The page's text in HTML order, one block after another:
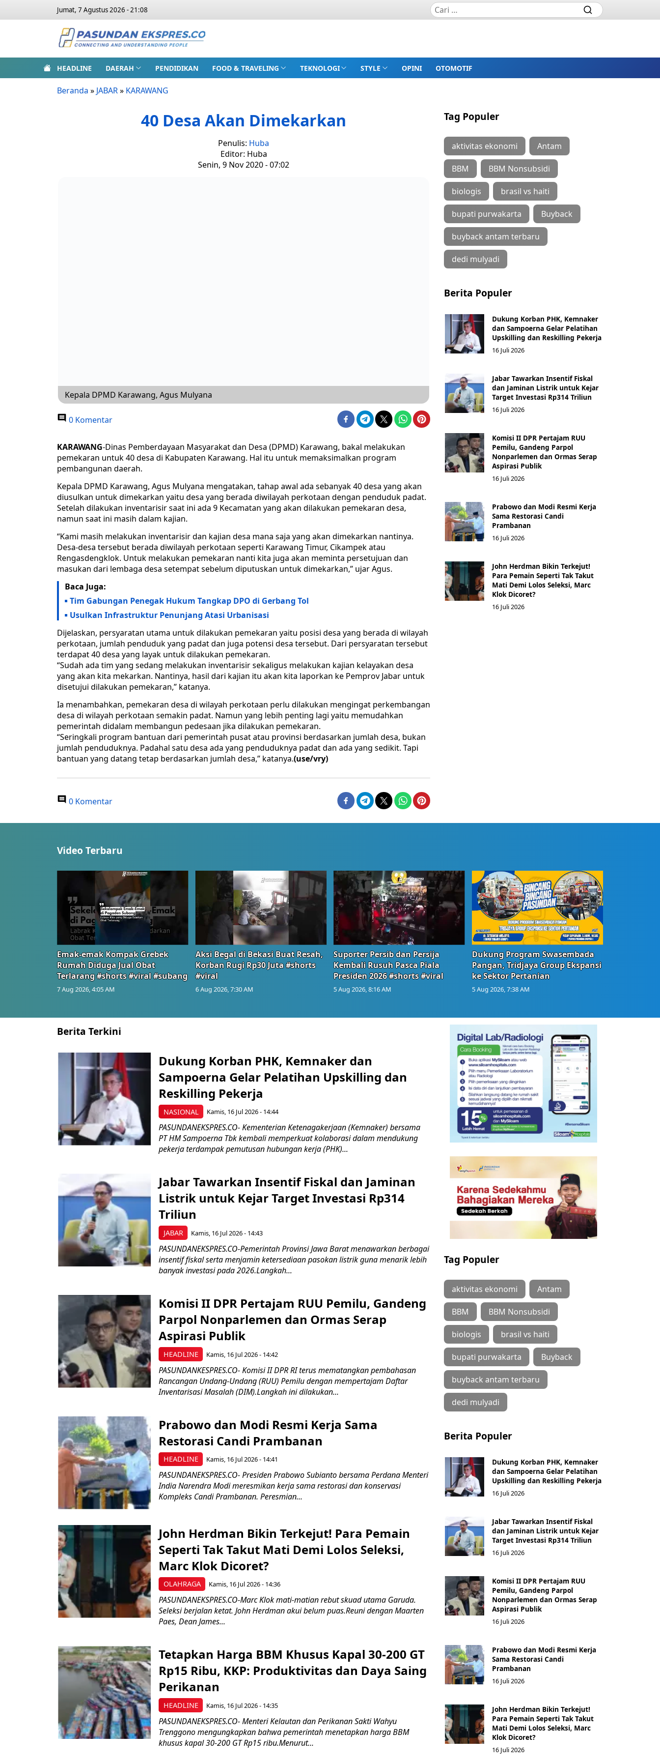
Jumat, 7 Agustus 2026 - 21:08
HEADLINE DAERAH PENDIDIKAN FOOD & TRAVELING TEKNOLOGI STYLE OPINI OTOMOTIF
Beranda » JABAR» KARAWANG
40 Desa Akan Dimekarkan
Penulis: Huba
Editor: Huba
Senin, 9 Nov 2020 - 07:02
Kepala DPMD Karawang, Agus Mulyana
0 Komentar
KARAWANG-Dinas Pemberdayaan Masyarakat dan Desa (DPMD) Karawang, bakal melakukan
pemekaran untuk 40 desa di Kabupaten Karawang. Hal itu untuk memaksimalkan program
pembangunan daerah.
Kepala DPMD Karawang, Agus Mulyana mengatakan, tahap awal ada sebanyak 40 desa yang akan
diusulkan untuk dimekarkan yaitu desa yang berada diwilayah perkotaan dengan penduduk padat.
Setelah dilakukan inventarisir saat ini ada 9 Kecamatan yang akan dilakukan pemekaran desa,
namun saat ini masih dalam kajian.
“Kami masih melakukan inventarisir dan kajian desa mana saja yang akan dimekarkan nantinya.
Desa-desa tersebut berada diwilayah perkotaan seperti Karawang Timur, Cikampek atau
Rengasdengklok. Untuk melakukan pemekaran nanti kita juga akan meminta persetujuan dan
masukan dari lembaga desa setempat sebelum diputuskan untuk dimekarkan,” ujar Agus.
Baca Juga:
Tim Gabungan Penegak Hukum Tangkap DPO di Gerbang Tol
Usulkan Infrastruktur Penunjang Atasi Urbanisasi
Dijelaskan, persyaratan utama untuk dilakukan pemekaran yaitu posisi desa yang berada di wilayah
perkotaan, jumlah penduduk yang padat dan juga potensi desa tersebut. Dari persyaratan tersebut
terdapat 40 desa yang layak untuk dilakukan pemekaran.
“Sudah ada tim yang sedang melakukan inventarisir sekaligus melakukan kajian kelayakan desa
yang akan kita mekarkan. Nantinya, hasil dari kajian itu akan kita laporkan ke Pemprov Jabar untuk
disetujui dilakukan pemekaran,” katanya.
Ia menambahkan, pemekaran desa di wilayah perkotaan perlu dilakukan mengingat perkembangan
desa di wilayah perkotaan semakin padat. Namun yang lebih penting lagi yaitu memudahkan
pemerintah didalam membangun pedesaan jika dilakukan pemekaran.
“Seringkali program bantuan dari pemerintah pusat atau provinsi berdasarkan jumlah desa, bukan
jumlah penduduknya. Padahal satu desa ada yang penduduknya padat dan ada yang sedikit. Tapi
bantuan yang datang tetap berdasarkan jumlah desa,” katanya.(use/vry)
0 Komentar
Tag Populer
aktivitas ekonomi Antam
BBM BBM Nonsubsidi
biologis brasil vs haiti
bupati purwakarta Buyback
buyback antam terbaru
dedi mulyadi
Berita Populer
Dukung Korban PHK, Kemnaker
dan Sampoerna Gelar Pelatihan
Upskilling dan Reskilling Pekerja
16 Juli 2026
Jabar Tawarkan Insentif Fiskal
dan Jaminan Listrik untuk Kejar
Target Investasi Rp314 Triliun
16 Juli 2026
Komisi II DPR Pertajam RUU
Pemilu, Gandeng Parpol
Nonparlemen dan Ormas Serap
Aspirasi Publik
16 Juli 2026
Prabowo dan Modi Resmi Kerja
Sama Restorasi Candi
Prambanan
16 Juli 2026
John Herdman Bikin Terkejut!
Para Pemain Seperti Tak Takut
Mati Demi Lolos Seleksi, Marc
Klok Dicoret?
16 Juli 2026
Video Terbaru
Emak-emak Kompak Grebek
Rumah Diduga Jual Obat
Terlarang #shorts #viral #subang
7 Aug 2026, 4:05 AM
Aksi Begal di Bekasi Buat Resah,
Korban Rugi Rp30 Juta #shorts
#viral
6 Aug 2026, 7:30 AM
Suporter Persib dan Persija
Kembali Rusuh Pasca Piala
Presiden 2026 #shorts #viral
5 Aug 2026, 8:16 AM
Dukung Program Swasembada
Pangan, Tridjaya Group Ekspansi
ke Sektor Pertanian
5 Aug 2026, 7:38 AM
Berita Terkini
NASIONAL
Dukung Korban PHK, Kemnaker dan
Sampoerna Gelar Pelatihan Upskilling dan
Reskilling Pekerja
Kamis, 16 Jul 2026 - 14:44
PASUNDANEKSPRES.CO- Kementerian Ketenagakerjaan (Kemnaker) bersama
PT HM Sampoerna Tbk kembali memperkuat kolaborasi dalam mendukung
pekerja terdampak pemutusan hubungan kerja (PHK)...
JABAR
Jabar Tawarkan Insentif Fiskal dan Jaminan
Listrik untuk Kejar Target Investasi Rp314
Triliun
Kamis, 16 Jul 2026 - 14:43
PASUNDANEKSPRES.CO-Pemerintah Provinsi Jawa Barat menawarkan berbagai
insentif fiskal serta menjamin ketersediaan pasokan listrik guna menarik lebih
banyak investasi pada 2026.Langkah...
HEADLINE
Komisi II DPR Pertajam RUU Pemilu, Gandeng
Parpol Nonparlemen dan Ormas Serap
Aspirasi Publik
Kamis, 16 Jul 2026 - 14:42
PASUNDANKESPRES.CO- Komisi II DPR RI terus mematangkan pembahasan
Rancangan Undang-Undang (RUU) Pemilu dengan mempertajam Daftar
Inventarisasi Masalah (DIM).Langkah ini dilakukan...
HEADLINE
Prabowo dan Modi Resmi Kerja Sama
Restorasi Candi Prambanan
Kamis, 16 Jul 2026 - 14:41
PASUNDANEKSPRES.CO- Presiden Prabowo Subianto bersama Perdana Menteri
India Narendra Modi meresmikan kerja sama restorasi dan konservasi
Kompleks Candi Prambanan. Peresmian...
OLAHRAGA
John Herdman Bikin Terkejut! Para Pemain
Seperti Tak Takut Mati Demi Lolos Seleksi,
Marc Klok Dicoret?
Kamis, 16 Jul 2026 - 14:36
PASUNDANEKSPRES.CO-Marc Klok mati-matian rebut skuad utama Garuda.
Seleksi berjalan ketat. John Herdman akui belum puas.Reuni dengan Maarten
Paes, Dean James...
HEADLINE
Tetapkan Harga BBM Khusus Kapal 30-200 GT
Rp15 Ribu, KKP: Produktivitas dan Daya Saing
Perikanan
Kamis, 16 Jul 2026 - 14:35
PASUNDANEKSPRES.CO- Menteri Kelautan dan Perikanan Sakti Wahyu
Trenggono mengungkapkan bahwa pemerintah menetapkan harga BBM
khusus kapal 30-200 GT Rp15 ribu.Menurut...
Tag Populer
aktivitas ekonomi Antam
BBM BBM Nonsubsidi
biologis brasil vs haiti
bupati purwakarta Buyback
buyback antam terbaru
dedi mulyadi
Berita Populer
Dukung Korban PHK, Kemnaker
dan Sampoerna Gelar Pelatihan
Upskilling dan Reskilling Pekerja
16 Juli 2026
Jabar Tawarkan Insentif Fiskal
dan Jaminan Listrik untuk Kejar
Target Investasi Rp314 Triliun
16 Juli 2026
Komisi II DPR Pertajam RUU
Pemilu, Gandeng Parpol
Nonparlemen dan Ormas Serap
Aspirasi Publik
16 Juli 2026
Prabowo dan Modi Resmi Kerja
Sama Restorasi Candi
Prambanan
16 Juli 2026
John Herdman Bikin Terkejut!
Para Pemain Seperti Tak Takut
Mati Demi Lolos Seleksi, Marc
Klok Dicoret?
16 Juli 2026